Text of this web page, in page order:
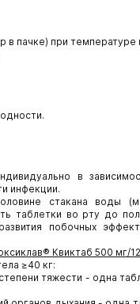
в пачке) при температуре
в
инфекции.
стакана воды
таблетки во рту до
побочных
Квиктаб 500 мг/
≥40 кг:
тяжести - одна